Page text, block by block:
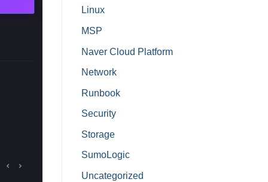
Linux
MSP
Naver Cloud Platform
Network
Runbook
Security
Storage
SumoLogic
Uncategorized